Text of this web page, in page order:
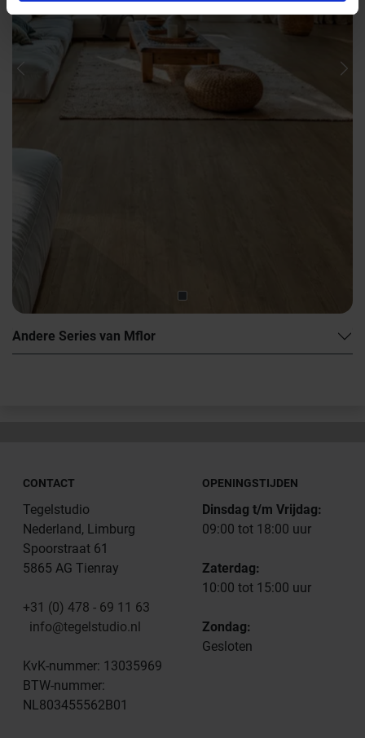
Previous
Andere Series van Mflor
CONTACT
Tegelstudio
Nederland, Limburg
Spoorstraat 61
5865 AG Tienray
+31 (0) 478 - 69 11 63
info@tegelstudio.nl
KvK-nummer: 13035969
BTW-nummer:
NL803455562B01
OPENINGSTIJDEN
Dinsdag t/m Vrijdag:
09:00 tot 18:00 uur
Zaterdag:
10:00 tot 15:00 uur
Zondag:
Gesloten